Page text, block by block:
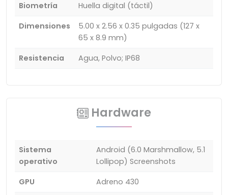
Biometría
Huella digital (táctil)
Dimensiones
5.00 x 2.56 x 0.35 pulgadas (127 x
65 x 8.9 mm)
Resistencia
Agua, Polvo; IP68
Hardware
Sistema
operativo
Android (6.0 Marshmallow, 5.1
Lollipop) Screenshots
GPU
Adreno 430